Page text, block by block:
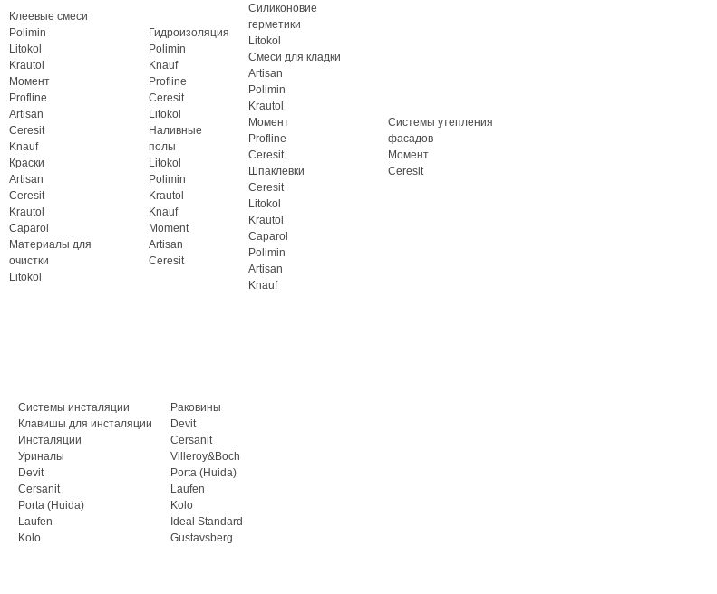
Клеевые смеси
Polimin
Litokol
Krautol
Момент
Profline
Artisan
Ceresit
Knauf
Краски
Artisan
Ceresit
Krautol
Caparol
Материалы для
очистки
Litokol
Гидроизоляция
Polimin
Knauf
Profline
Ceresit
Litokol
Наливные
полы
Litokol
Polimin
Krautol
Knauf
Moment
Artisan
Ceresit
Силиконовие
герметики
Litokol
Смеси для кладки
Artisan
Polimin
Krautol
Момент
Profline
Ceresit
Шпаклевки
Ceresit
Litokol
Krautol
Caparol
Polimin
Artisan
Knauf
Системы утепления
фасадов
Момент
Ceresit
Системы инсталяции
Клавишы для инсталяции
Инсталяции
Уриналы
Devit
Cersanit
Porta (Huida)
Laufen
Kolo
Раковины
Devit
Cersanit
Villeroy&Boch
Porta (Huida)
Laufen
Kolo
Ideal Standard
Gustavsberg